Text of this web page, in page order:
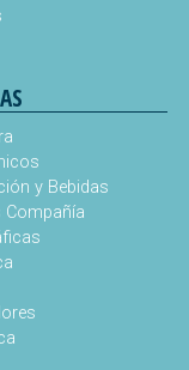
y Bebidas
Compañía